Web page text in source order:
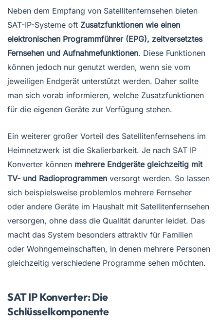
Neben dem Empfang von Satellitenfernsehen bieten
SAT-IP-Systeme oft Zusatzfunktionen wie einen
elektronischen Programmführer (EPG), zeitversetztes
Fernsehen und Aufnahmefunktionen. Diese Funktionen
können jedoch nur genutzt werden, wenn sie vom
jeweiligen Endgerät unterstützt werden. Daher sollte
man sich vorab informieren, welche Zusatzfunktionen
für die eigenen Geräte zur Verfügung stehen.
Ein weiterer großer Vorteil des Satellitenfernsehens im
Heimnetzwerk ist die Skalierbarkeit. Je nach SAT IP
Konverter können mehrere Endgeräte gleichzeitig mit
TV- und Radioprogrammen versorgt werden. So lassen
sich beispielsweise problemlos mehrere Fernseher
oder andere Geräte im Haushalt mit Satellitenfernsehen
versorgen, ohne dass die Qualität darunter leidet. Das
macht das System besonders attraktiv für Familien
oder Wohngemeinschaften, in denen mehrere Personen
gleichzeitig verschiedene Programme sehen möchten.
SAT IP Konverter: Die
Schlüsselkomponente